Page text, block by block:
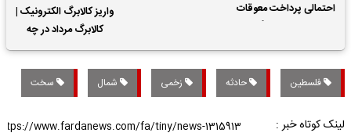
احتمالی پرداخت معوقات
واریز کالابرگ الکترونیک |
کالابرگ مرداد در چه
تاریخی واریز خواهد شد؟
فلسطین حادثه زخمی شمال سخت
لینک کوتاه خبر :